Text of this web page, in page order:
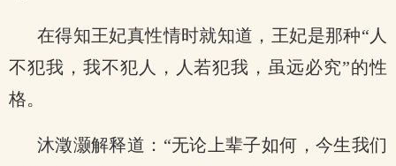
在得知王妃真性情时就知道，王妃是那种“人
不犯我，我不犯人，人若犯我，虽远必究”的性
格。
沐澂灏解释道：“无论上辈子如何，今生我们